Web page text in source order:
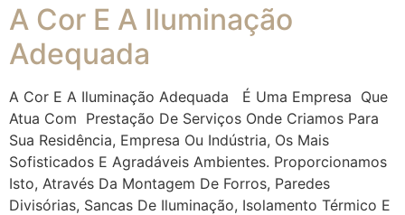
A Cor E A Iluminação
Adequada
A Cor E A Iluminação Adequada É Uma Empresa Que
Atua Com Prestação De Serviços Onde Criamos Para
Sua Residência, Empresa Ou Indústria, Os Mais
Sofisticados E Agradáveis Ambientes. Proporcionamos
Isto, Através Da Montagem De Forros, Paredes
Divisórias, Sancas De Iluminação, Isolamento Térmico E